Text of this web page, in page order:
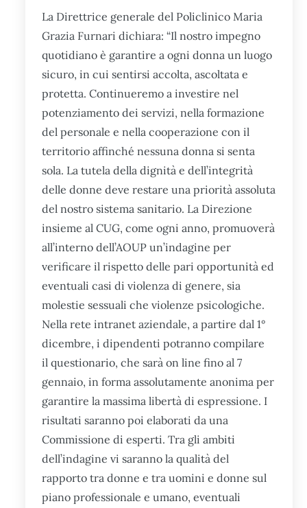
La Direttrice generale del Policlinico Maria
Grazia Furnari dichiara: “Il nostro impegno
quotidiano è garantire a ogni donna un luogo
sicuro, in cui sentirsi accolta, ascoltata e
protetta. Continueremo a investire nel
potenziamento dei servizi, nella formazione
del personale e nella cooperazione con il
territorio affinché nessuna donna si senta
sola. La tutela della dignità e dell’integrità
delle donne deve restare una priorità assoluta
del nostro sistema sanitario. La Direzione
insieme al CUG, come ogni anno, promuoverà
all’interno dell’AOUP un’indagine per
verificare il rispetto delle pari opportunità ed
eventuali casi di violenza di genere, sia
molestie sessuali che violenze psicologiche.
Nella rete intranet aziendale, a partire dal 1°
dicembre, i dipendenti potranno compilare
il questionario, che sarà on line fino al 7
gennaio, in forma assolutamente anonima per
garantire la massima libertà di espressione. I
risultati saranno poi elaborati da una
Commissione di esperti. Tra gli ambiti
dell’indagine vi saranno la qualità del
rapporto tra donne e tra uomini e donne sul
piano professionale e umano, eventuali